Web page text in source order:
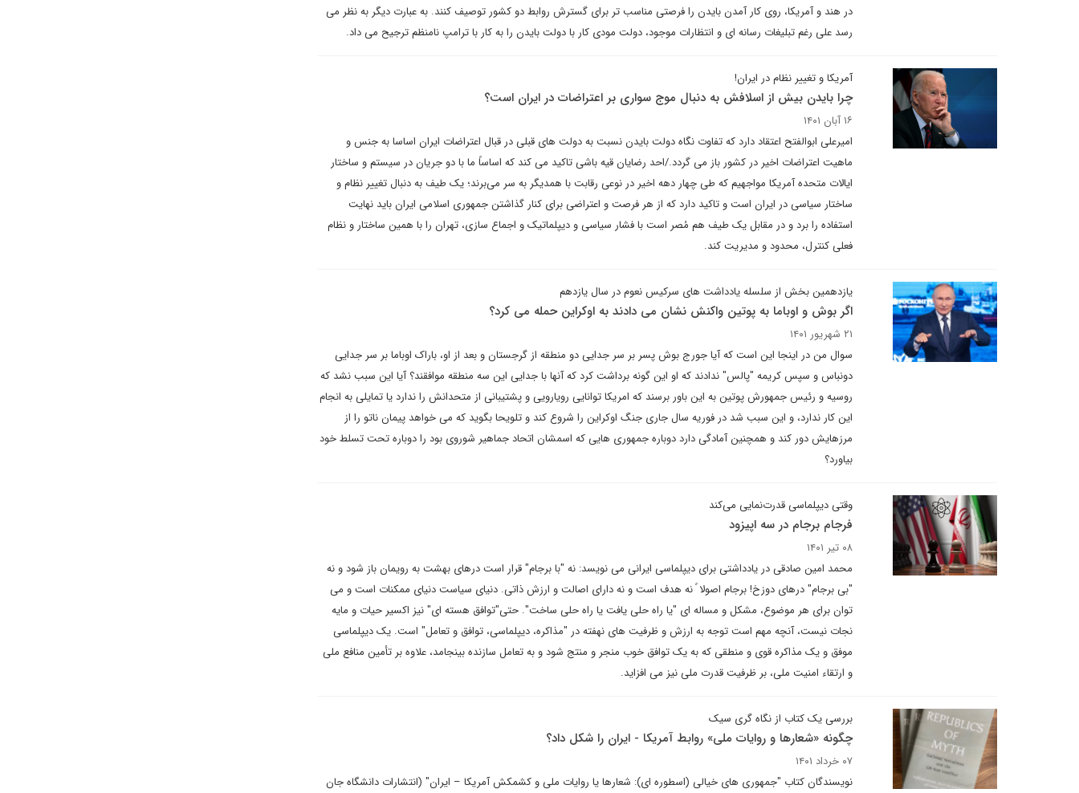
در هند و آمریکا، روی کار آمدن بایدن را فرصتی مناسب تر برای گسترش روابط دو کشور توصیف کنند. به عبارت دیگر به نظر می
رسد علی رغم تبلیغات رسانه ای و انتظارات موجود، دولت مودی کار با دولت بایدن را به کار با ترامپ نامنظم ترجیح می داد.
آمریکا و تغییر نظام در ایران!
چرا بایدن بیش از اسلافش به دنبال موج سواری بر اعتراضات در ایران است؟
۱۶ آبان ۱۴۰۱
امیرعلی ابوالفتح اعتقاد دارد که تفاوت نگاه دولت بایدن نسبت به دولت های قبلی در قبال اعتراضات ایران اساسا به جنس و
ماهیت اعتراضات اخیر در کشور باز می گردد./احد رضایان قیه باشی تاکید می کند که اساساً ما با دو جریان در سیستم و ساختار
ایالات متحده آمریکا مواجهیم که طی چهار دهه اخیر در نوعی رقابت با همدیگر به سر می‌برند؛ یک طیف به دنبال تغییر نظام و
ساختار سیاسی در ایران است و تاکید دارد که از هر فرصت و اعتراضی برای کنار گذاشتن جمهوری اسلامی ایران باید نهایت
استفاده را برد و در مقابل یک طیف هم مُصر است با فشار سیاسی و دیپلماتیک و اجماع سازی، تهران را با همین ساختار و نظام
فعلی کنترل، محدود و مدیریت کند.
یازدهمین بخش از سلسله یادداشت های سرکیس نعوم در سال یازدهم
اگر بوش و اوباما به پوتین واکنش نشان می دادند به اوکراین حمله می کرد؟
۲۱ شهریور ۱۴۰۱
سوال من در اینجا این است که آیا جورج بوش پسر بر سر جدایی دو منطقه از گرجستان و بعد از او، باراک اوباما بر سر جدایی
دونباس و سپس کریمه "پالس" ندادند که او این گونه برداشت کرد که آنها با جدایی این سه منطقه موافقند؟ آیا این سبب نشد که
روسیه و رئیس جمهورش پوتین به این باور برسند که امریکا توانایی رویارویی و پشتیبانی از متحدانش را ندارد یا تمایلی به انجام
این کار ندارد، و این سبب شد در فوریه سال جاری جنگ اوکراین را شروع کند و تلویحا بگوید که می خواهد پیمان ناتو را از
مرزهایش دور کند و همچنین آمادگی دارد دوباره جمهوری هایی که اسمشان اتحاد جماهیر شوروی بود را دوباره تحت تسلط خود
بیاورد؟
وقتی دیپلماسی قدرت‌نمایی می‌کند
فرجام برجام در سه اپیزود
۰۸ تیر ۱۴۰۱
محمد امین صادقی در یادداشتی برای دیپلماسی ایرانی می نویسد: نه "با برجام" قرار است درهای بهشت به رویمان باز شود و نه
"بی برجام" درهای دوزخ! برجام اصولا ً نه هدف است و نه دارای اصالت و ارزش ذاتی. دنیای سیاست دنیای ممکنات است و می
توان برای هر موضوع، مشکل و مساله ای "یا راه حلی یافت یا راه حلی ساخت". حتی"توافق هسته ای" نیز اکسیر حیات و مایه
نجات نیست، آنچه مهم است توجه به ارزش و ظرفیت های نهفته در "مذاکره، دیپلماسی، توافق و تعامل" است. یک دیپلماسی
موفق و یک مذاکره قوی و منطقی که به یک توافق خوب منجر و منتج شود و به تعامل سازنده بینجامد، علاوه بر تأمین منافع ملی
و ارتقاء امنیت ملی، بر ظرفیت قدرت ملی نیز می افزاید.
بررسی یک کتاب از نگاه گری سیک
چگونه «شعارها و روایات ملی» روابط آمریکا - ایران را شکل داد؟
۰۷ خرداد ۱۴۰۱
نویسندگان کتاب "جمهوری های خیالی (اسطوره ای): شعارها یا روایات ملی و کشمکش آمریکا – ایران" (انتشارات دانشگاه جان